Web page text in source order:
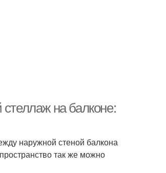
на балконе:
наружной стеной балкона
так же можно